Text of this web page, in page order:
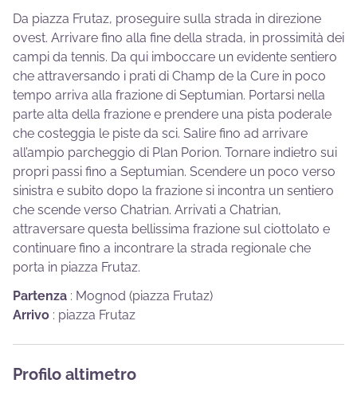
Da piazza Frutaz, proseguire sulla strada in direzione
ovest. Arrivare fino alla fine della strada, in prossimità dei
campi da tennis. Da qui imboccare un evidente sentiero
che attraversando i prati di Champ de la Cure in poco
tempo arriva alla frazione di Septumian. Portarsi nella
parte alta della frazione e prendere una pista poderale
che costeggia le piste da sci. Salire fino ad arrivare
all’ampio parcheggio di Plan Porion. Tornare indietro sui
propri passi fino a Septumian. Scendere un poco verso
sinistra e subito dopo la frazione si incontra un sentiero
che scende verso Chatrian. Arrivati a Chatrian,
attraversare questa bellissima frazione sul ciottolato e
continuare fino a incontrare la strada regionale che
porta in piazza Frutaz.
Partenza : Mognod (piazza Frutaz)
Arrivo : piazza Frutaz
Profilo altimetro